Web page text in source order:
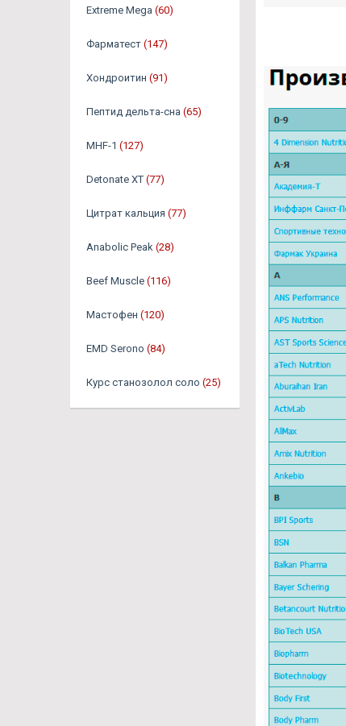
Extreme Mega (60)
Фарматест (147)
Хондроитин (91)
Пептид дельта-сна (65)
MHF-1 (127)
Detonate XT (77)
Цитрат кальция (77)
Anabolic Peak (28)
Beef Muscle (116)
Мастофен (120)
EMD Serono (84)
Курс станозолол соло (25)